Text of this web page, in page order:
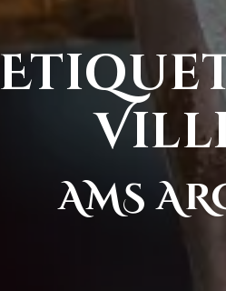
AMS